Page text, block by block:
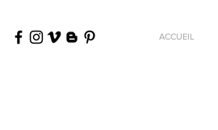
ACCUEIL